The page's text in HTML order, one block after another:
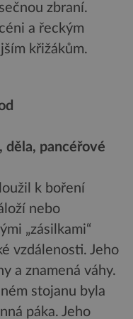
zbraní.
a řeckým
křižákům.
děla, pancéřové
k boření
nebo
„zásilkami“
vzdálenosti. Jeho
a znamená váhy.
stojanu byla
páka. Jeho